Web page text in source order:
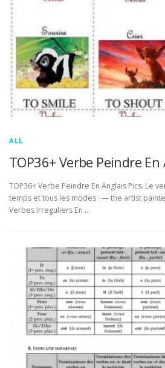
ALL
TOP36+ Verbe Peindre
TOP36+ Verbe Peindre En Anglais Pics. Le
temps et tous les modes : — the artist
Verbes Irreguliers En …